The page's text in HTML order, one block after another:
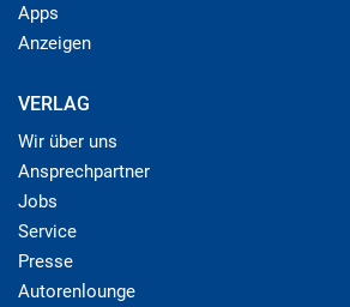
Apps
Anzeigen
VERLAG
Wir über uns
Ansprechpartner
Jobs
Service
Presse
Autorenlounge